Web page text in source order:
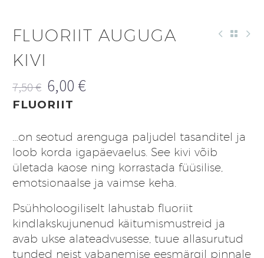
FLUORIIT AUGUGA
KIVI
7,50€
Algne
oli:
7,50 €.
6,00 €
Praegune
on:
6,00 €.
FLUORIIT
…on seotud arenguga paljudel tasanditel ja
loob korda igapäevaelus. See kivi võib
ületada kaose ning korrastada füüsilise,
emotsionaalse ja vaimse keha.
Psühholoogiliselt lahustab fluoriit
kindlakskujunenud käitumismustreid ja
avab ukse alateadvusesse, tuue allasurutud
tunded neist vabanemise eesmärgil pinnale